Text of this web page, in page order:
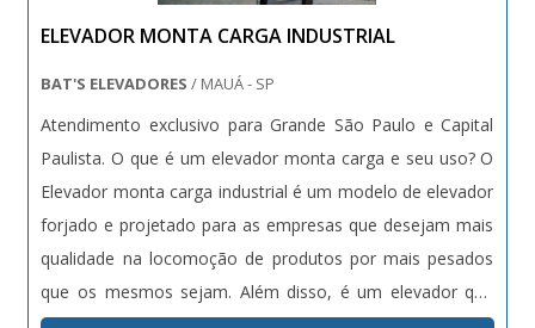
ELEVADOR MONTA CARGA INDUSTRIAL
BAT'S ELEVADORES / MAUÁ - SP
Atendimento exclusivo para Grande São Paulo e Capital
Paulista. O que é um elevador monta carga e seu uso? O
Elevador monta carga industrial é um modelo de elevador
forjado e projetado para as empresas que desejam mais
qualidade na locomoção de produtos por mais pesados
que os mesmos sejam. Além disso, é um elevador que